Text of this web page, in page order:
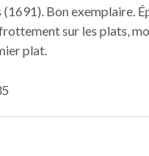
(1691). Bon exemplaire.
sur les plats,
plat.